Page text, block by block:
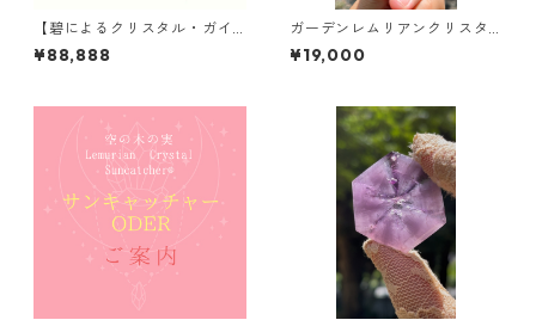
【碧によるクリスタル・ガイ
ド】のご案内
¥88,888
ガーデンレムリアンクリスタ
ル/ブラジル／ミナスジェライ
ス
¥19,000